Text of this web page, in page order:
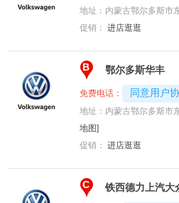
地址： 内蒙古鄂尔多斯市
促销： 进店逛逛
B 鄂尔多斯华丰
免费电话： 同意用户
地址： 内蒙古鄂尔多斯市
地图]
促销： 进店逛逛
C 铁西德力上汽大